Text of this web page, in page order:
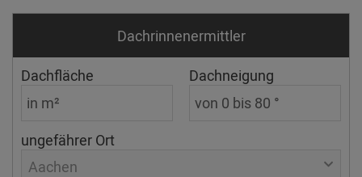
Dachrinnen­ermittler
Dachfläche Dachneigung
ungefährer Ort
Aachen